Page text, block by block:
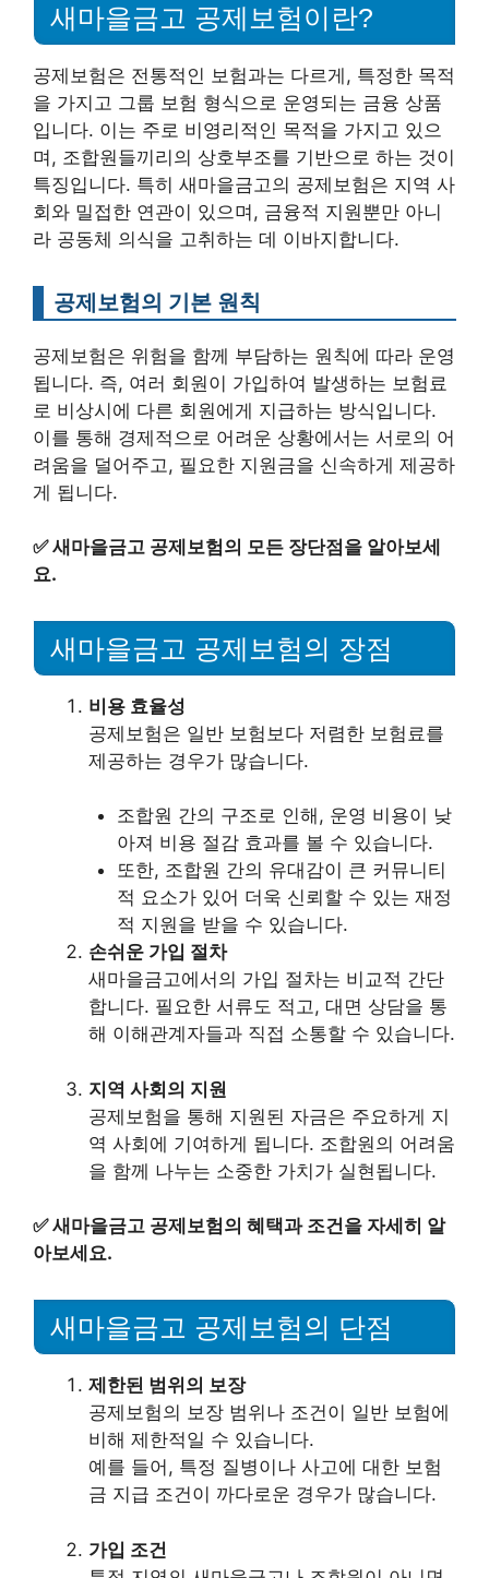
새마을금고 공제보험이란?
공제보험은 전통적인 보험과는 다르게, 특정한 목적
을 가지고 그룹 보험 형식으로 운영되는 금융 상품
입니다. 이는 주로 비영리적인 목적을 가지고 있으
며, 조합원들끼리의 상호부조를 기반으로 하는 것이
특징입니다. 특히 새마을금고의 공제보험은 지역 사
회와 밀접한 연관이 있으며, 금융적 지원뿐만 아니
라 공동체 의식을 고취하는 데 이바지합니다.
공제보험의 기본 원칙
공제보험은 위험을 함께 부담하는 원칙에 따라 운영
됩니다. 즉, 여러 회원이 가입하여 발생하는 보험료
로 비상시에 다른 회원에게 지급하는 방식입니다.
이를 통해 경제적으로 어려운 상황에서는 서로의 어
려움을 덜어주고, 필요한 지원금을 신속하게 제공하
게 됩니다.
✅새마을금고 공제보험의 모든 장단점을 알아보세
요.
새마을금고 공제보험의 장점
비용 효율성
공제보험은 일반 보험보다 저렴한 보험료를
제공하는 경우가 많습니다.
조합원 간의 구조로 인해, 운영 비용이 낮
아져 비용 절감 효과를 볼 수 있습니다.
또한, 조합원 간의 유대감이 큰 커뮤니티
적 요소가 있어 더욱 신뢰할 수 있는 재정
적 지원을 받을 수 있습니다.
손쉬운 가입 절차
새마을금고에서의 가입 절차는 비교적 간단
합니다. 필요한 서류도 적고, 대면 상담을 통
해 이해관계자들과 직접 소통할 수 있습니다.
지역 사회의 지원
공제보험을 통해 지원된 자금은 주요하게 지
역 사회에 기여하게 됩니다. 조합원의 어려움
을 함께 나누는 소중한 가치가 실현됩니다.
✅새마을금고 공제보험의 혜택과 조건을 자세히 알
아보세요.
새마을금고 공제보험의 단점
제한된 범위의 보장
공제보험의 보장 범위나 조건이 일반 보험에
비해 제한적일 수 있습니다.
예를 들어, 특정 질병이나 사고에 대한 보험
금 지급 조건이 까다로운 경우가 많습니다.
가입 조건